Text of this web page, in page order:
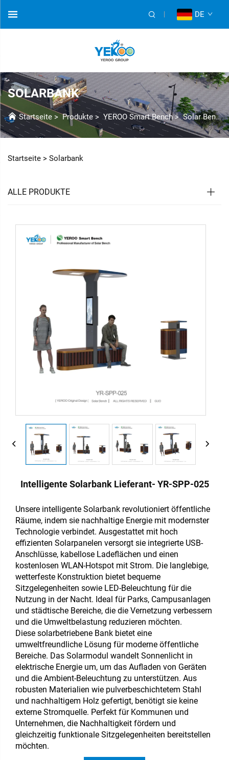
DE
SOLARBANK
Startseite >Produkte>YEROO Smart Bench>Solar Bench
Startseite > Solarbank
ALLE PRODUKTE
Intelligente Solarbank Lieferant- YR-SPP-025
Unsere intelligente Solarbank revolutioniert öffentliche
Räume, indem sie nachhaltige Energie mit modernster
Technologie verbindet. Ausgestattet mit hoch
effizienten Solarpanelen versorgt sie integrierte USB-
Anschlüsse, kabellose Ladeflächen und einen
kostenlosen WLAN-Hotspot mit Strom. Die langlebige,
wetterfeste Konstruktion bietet bequeme
Sitzgelegenheiten sowie LED-Beleuchtung für die
Nutzung in der Nacht. Ideal für Parks, Campusanlagen
und städtische Bereiche, die die Vernetzung verbessern
und die Umweltbelastung reduzieren möchten.
Diese solarbetriebene Bank bietet eine
umweltfreundliche Lösung für moderne öffentliche
Bereiche. Das Solarmodul wandelt Sonnenlicht in
elektrische Energie um, um das Aufladen von Geräten
und die Ambient-Beleuchtung zu unterstützen. Aus
robusten Materialien wie pulverbeschichtetem Stahl
und nachhaltigem Holz gefertigt, benötigt sie keine
externe Stromquelle. Perfekt für Kommunen und
Unternehmen, die Nachhaltigkeit fördern und
gleichzeitig funktionale Sitzgelegenheiten bereitstellen
möchten.